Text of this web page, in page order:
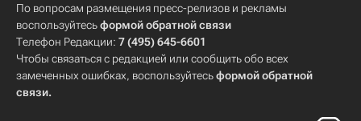
По вопросам размещения пресс-релизов и рекламы
воспользуйтесьформой обратной связи
Телефон Редакции: 7 (495) 645-6601
Чтобы связаться с редакцией или сообщить обо всех
замеченных ошибках, воспользуйтесьформой обратной
связи.